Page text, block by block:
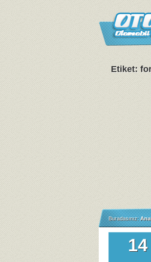
Etiket:
Buradasınız:
14